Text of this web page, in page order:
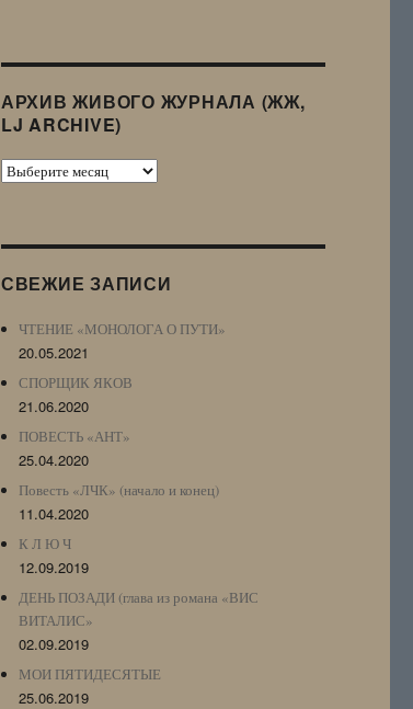
АРХИВ ЖИВОГО ЖУРНАЛА (ЖЖ,
LJ ARCHIVE)
Архив
Archive)
СВЕЖИЕ ЗАПИСИ
ЧТЕНИЕ «МОНОЛОГА О ПУТИ»
20.05.2021
СПОРЩИК ЯКОВ
21.06.2020
ПОВЕСТЬ «АНТ»
25.04.2020
Повесть «ЛЧК» (начало и конец)
11.04.2020
К Л Ю Ч
12.09.2019
ДЕНЬ ПОЗАДИ (глава из романа «ВИС
ВИТАЛИС»
02.09.2019
МОИ ПЯТИДЕСЯТЫЕ
25.06.2019